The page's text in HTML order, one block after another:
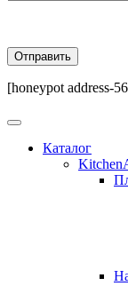
[honeypot address-
Каталог